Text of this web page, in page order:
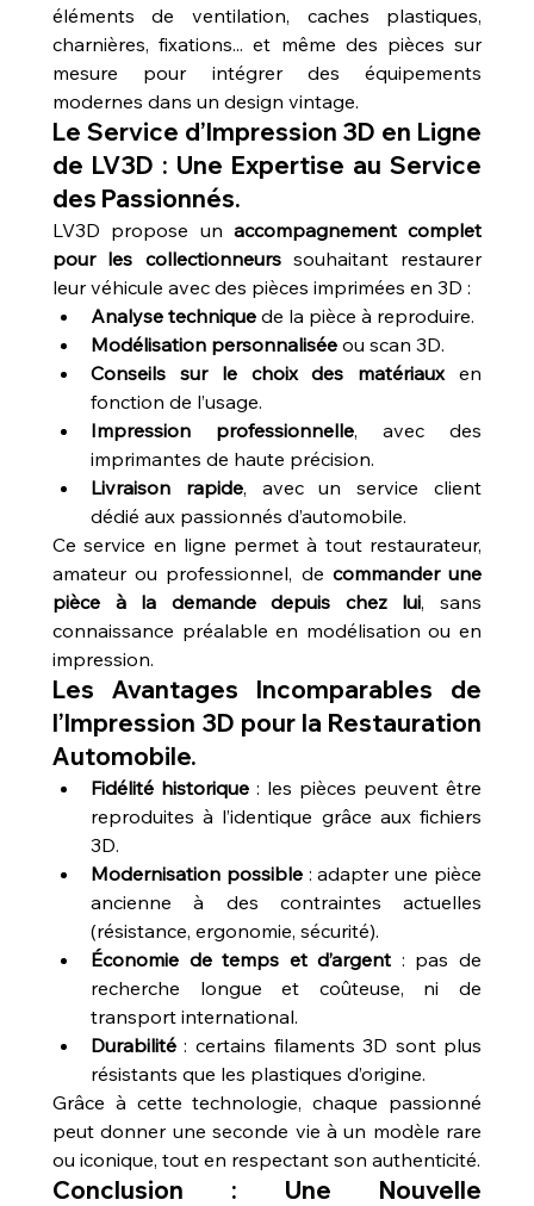
éléments de ventilation, caches plastiques,
charnières, fixations... et même des pièces sur
mesure pour intégrer des équipements
modernes dans un design vintage.
Le Service d’Impression 3D en Ligne
de LV3D : Une Expertise au Service
des Passionnés.
LV3D propose un accompagnement complet
pour les collectionneurs souhaitant restaurer
leur véhicule avec des pièces imprimées en 3D :
Analyse technique de la pièce à reproduire.
Modélisation personnalisée ou scan 3D.
Conseils sur le choix des matériaux en
fonction de l’usage.
Impression professionnelle, avec des
imprimantes de haute précision.
Livraison rapide, avec un service client
dédié aux passionnés d’automobile.
Ce service en ligne permet à tout restaurateur,
amateur ou professionnel, de commander une
pièce à la demande depuis chez lui, sans
connaissance préalable en modélisation ou en
impression.
Les Avantages Incomparables de
l’Impression 3D pour la Restauration
Automobile.
Fidélité historique : les pièces peuvent être
reproduites à l’identique grâce aux fichiers
3D.
Modernisation possible : adapter une pièce
ancienne à des contraintes actuelles
(résistance, ergonomie, sécurité).
Économie de temps et d’argent : pas de
recherche longue et coûteuse, ni de
transport international.
Durabilité : certains filaments 3D sont plus
résistants que les plastiques d’origine.
Grâce à cette technologie, chaque passionné
peut donner une seconde vie à un modèle rare
ou iconique, tout en respectant son authenticité.
Conclusion : Une Nouvelle